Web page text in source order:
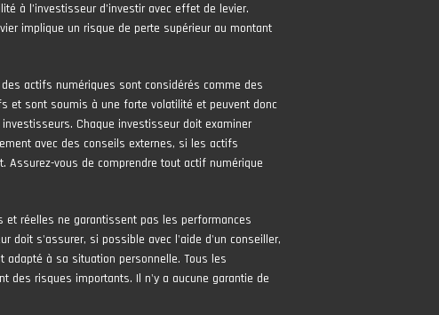
à l’investisseur d’investir avec effet de levier.
implique un risque de perte supérieur au montant
actifs numériques sont considérés comme des
et sont soumis à une forte volatilité et peuvent donc
Chaque investisseur doit examiner
avec des conseils externes, si les actifs
Assurez-vous de comprendre tout actif numérique
et réelles ne garantissent pas les performances
doit s'assurer, si possible avec l'aide d'un conseiller,
adapté à sa situation personnelle. Tous les
des risques importants. Il n'y a aucune garantie de